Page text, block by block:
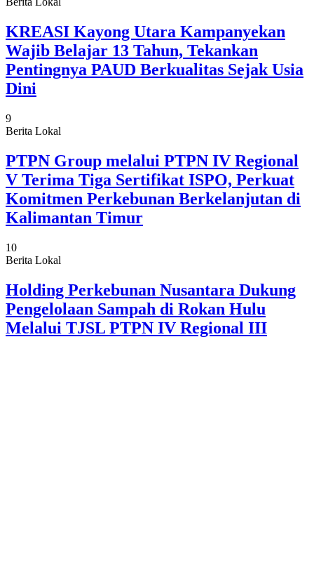
KREASI Kayong Utara Kampanyekan
Wajib Belajar 13 Tahun, Tekankan
Pentingnya PAUD Berkualitas Sejak Usia
Dini
9
Berita Lokal
PTPN Group melalui PTPN IV Regional
V Terima Tiga Sertifikat ISPO, Perkuat
Komitmen Perkebunan Berkelanjutan di
Kalimantan Timur
10
Berita Lokal
Holding Perkebunan Nusantara Dukung
Pengelolaan Sampah di Rokan Hulu
Melalui TJSL PTPN IV Regional III